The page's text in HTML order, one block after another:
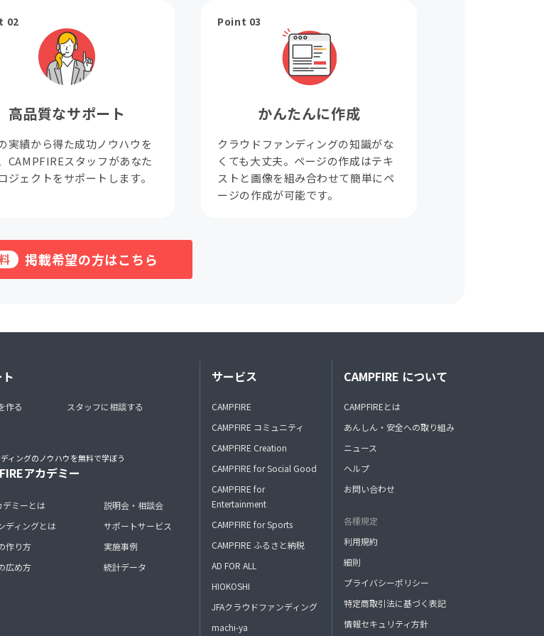
02
高品質なサポート
実績から得た成功ノウハウを
CAMPFIREスタッフがあなた
ジェクトをサポートします。
Point 03
かんたんに作成
クラウドファンディングの知識がな
くても大丈夫。ページの作成はテキ
ストと画像を組み合わせて簡単にペ
ージの作成が可能です。
料 掲載希望の方はこちら
作る
スタッフに相談する
ィングのノウハウを無料で学ぼう
アカデミー
デミーとは
ディングとは
作り方
広め方
説明会・相談会
サポートサービス
実施事例
統計データ
サービス
CAMPFIRE
CAMPFIRE コミュニティ
CAMPFIRE Creation
CAMPFIRE for Social Good
CAMPFIRE for
Entertainment
CAMPFIRE for Sports
CAMPFIRE ふるさと納税
AD FOR ALL
HIOKOSHI
JFAクラウドファンディング
machi-ya
CAMPFIRE について
CAMPFIREとは
あんしん・安全への取り組み
ニュース
ヘルプ
お問い合わせ
各種規定
利用規約
細則
プライバシーポリシー
特定商取引法に基づく表記
情報セキュリティ方針